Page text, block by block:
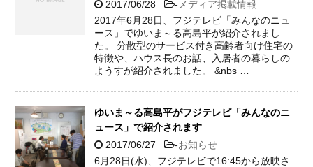
2017/06/28
- メディア掲載情報
2017年6月28日、フジテレビ「みんなのニュ
ース」でゆいま～る高島平が紹介されまし
た。 分散型のサービス付き高齢者向け住宅の
特徴や、ハウス長のお話、入居者の暮らしの
ようすが紹介されました。 &nbs …
ゆいま～る高島平がフジテレビ「みんなのニ
ュース」で紹介されます
2017/06/27
-お知らせ
6月28日(水)、フジテレビで16:45から放映さ